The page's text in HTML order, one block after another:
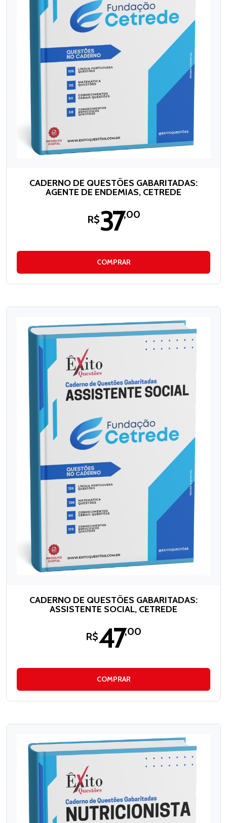
CADERNO DE QUESTÕES GABARITADAS:
AGENTE DE ENDEMIAS, CETREDE
R$37,00
COMPRAR
CADERNO DE QUESTÕES GABARITADAS:
ASSISTENTE SOCIAL, CETREDE
R$47,00
COMPRAR